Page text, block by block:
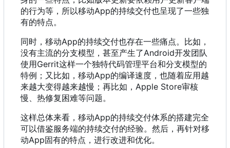
的行为等 ， 所以移动App的持续交付也呈现了一些独
有的特点。
同时 ， 移动App的持续交付也存在一些痛点。比如 ，
没有主流的分支模型 ， 甚至产生了Android开发团队
使用Gerrit这样一个独特代码管理平台和分支模型的
特例 ； 又比如 ， 移动App的编译速度 ， 也随着应用越
来越大变得越来越慢 ； 再比如 ， Apple Store审核
慢、热修复困难等问题。
这样总体来看 ， 移动App的持续交付体系的搭建完全
可以借鉴服务端的持续交付的经验。然后 ， 再针对移
动App固有的特点 ， 进行改进和优化。